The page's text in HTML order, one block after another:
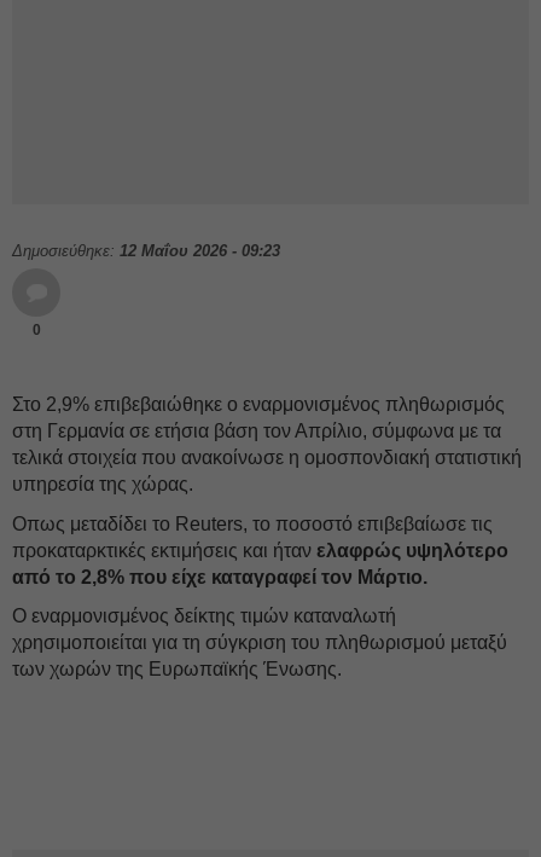
Δημοσιεύθηκε: 12 Μαΐου 2026 - 09:23
0
Στο 2,9% επιβεβαιώθηκε ο εναρμονισμένος πληθωρισμός
στη Γερμανία σε ετήσια βάση τον Απρίλιο, σύμφωνα με τα
τελικά στοιχεία που ανακοίνωσε η ομοσπονδιακή στατιστική
υπηρεσία της χώρας.
Οπως μεταδίδει το Reuters, το ποσοστό επιβεβαίωσε τις
προκαταρκτικές εκτιμήσεις και ήταν ελαφρώς υψηλότερο
από το 2,8% που είχε καταγραφεί τον Μάρτιο.
Ο εναρμονισμένος δείκτης τιμών καταναλωτή
χρησιμοποιείται για τη σύγκριση του πληθωρισμού μεταξύ
των χωρών της Ευρωπαϊκής Ένωσης.